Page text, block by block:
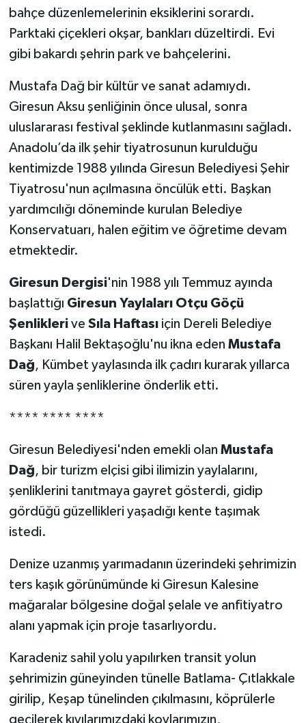
bahçe düzenlemelerinin eksiklerini sorardı.
Parktaki çiçekleri okşar, bankları düzeltirdi. Evi
gibi bakardı şehrin park ve bahçelerini.
Mustafa Dağ bir kültür ve sanat adamıydı.
Giresun Aksu şenliğinin önce ulusal, sonra
uluslararası festival şeklinde kutlanmasını sağladı.
Anadolu’da ilk şehir tiyatrosunun kurulduğu
kentimizde 1988 yılında Giresun Belediyesi Şehir
Tiyatrosu'nun açılmasına öncülük etti. Başkan
yardımcılığı döneminde kurulan Belediye
Konservatuarı, halen eğitim ve öğretime devam
etmektedir.
Giresun Dergisi'nin 1988 yılı Temmuz ayında
başlattığı Giresun Yaylaları Otçu Göçü
Şenliklerive Sıla Haftasıiçin Dereli Belediye
Başkanı Halil Bektaşoğlu'nu ikna eden Mustafa
Dağ, Kümbet yaylasında ilk çadırı kurarak yıllarca
süren yayla şenliklerine önderlik etti.
**** **** ****
Giresun Belediyesi'nden emekli olan Mustafa
Dağ, bir turizm elçisi gibi ilimizin yaylalarını,
şenliklerini tanıtmaya gayret gösterdi, gidip
gördüğü güzellikleri yaşadığı kente taşımak
istedi.
Denize uzanmış yarımadanın üzerindeki şehrimizin
ters kaşık görünümünde ki Giresun Kalesine
mağaralar bölgesine doğal şelale ve anfitiyatro
alanı yapmak için proje tasarlıyordu.
Karadeniz sahil yolu yapılırken transit yolun
şehrimizin güneyinden tünelle Batlama- Çıtlakkale
girilip, Keşap tünelinden çıkılmasını, köprülerle
geçilerek kıyılarımızdaki koylarımızın,